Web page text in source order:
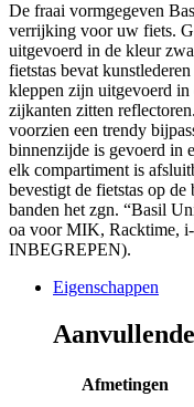
De fraai vormgegeven
verrijking voor uw fiets.
uitgevoerd in de kleur
fietstas bevat
kleppen zijn uitgevoerd in
zijkanten zitten
voorzien een trendy
binnenzijde is gevoerd in
elk compartiment is
bevestigt de fietstas op
banden het zgn. “Basil
oa voor MIK, Racktime,
INBEGREPEN).
Eigenschappen
Afmetingen